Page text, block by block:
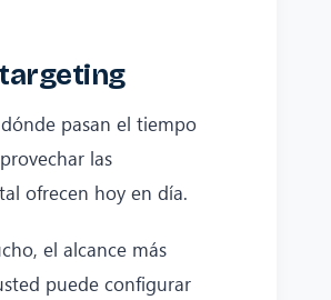
pasan el tiempo
las
ofrecen hoy en día.
el alcance más
puede configurar